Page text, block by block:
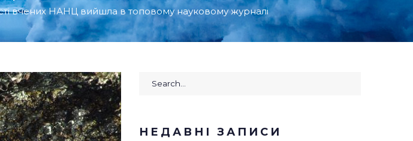
вчених НАНЦ вийшла в топовому науковому журналі
Search
НЕДАВНІ ЗАПИСИ